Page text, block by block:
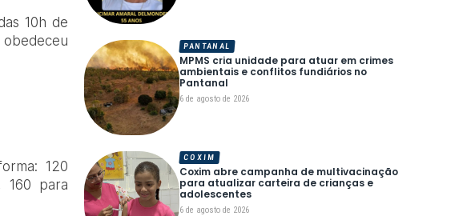
10h de
obedeceu
120
160 para
MPMS cria unidade para atuar em crimes
ambientais e conflitos fundiários no
Pantanal
6 de agosto de 2026
PANTANAL
Coxim abre campanha de multivacinação
para atualizar carteira de crianças e
adolescentes
6 de agosto de 2026
COXIM